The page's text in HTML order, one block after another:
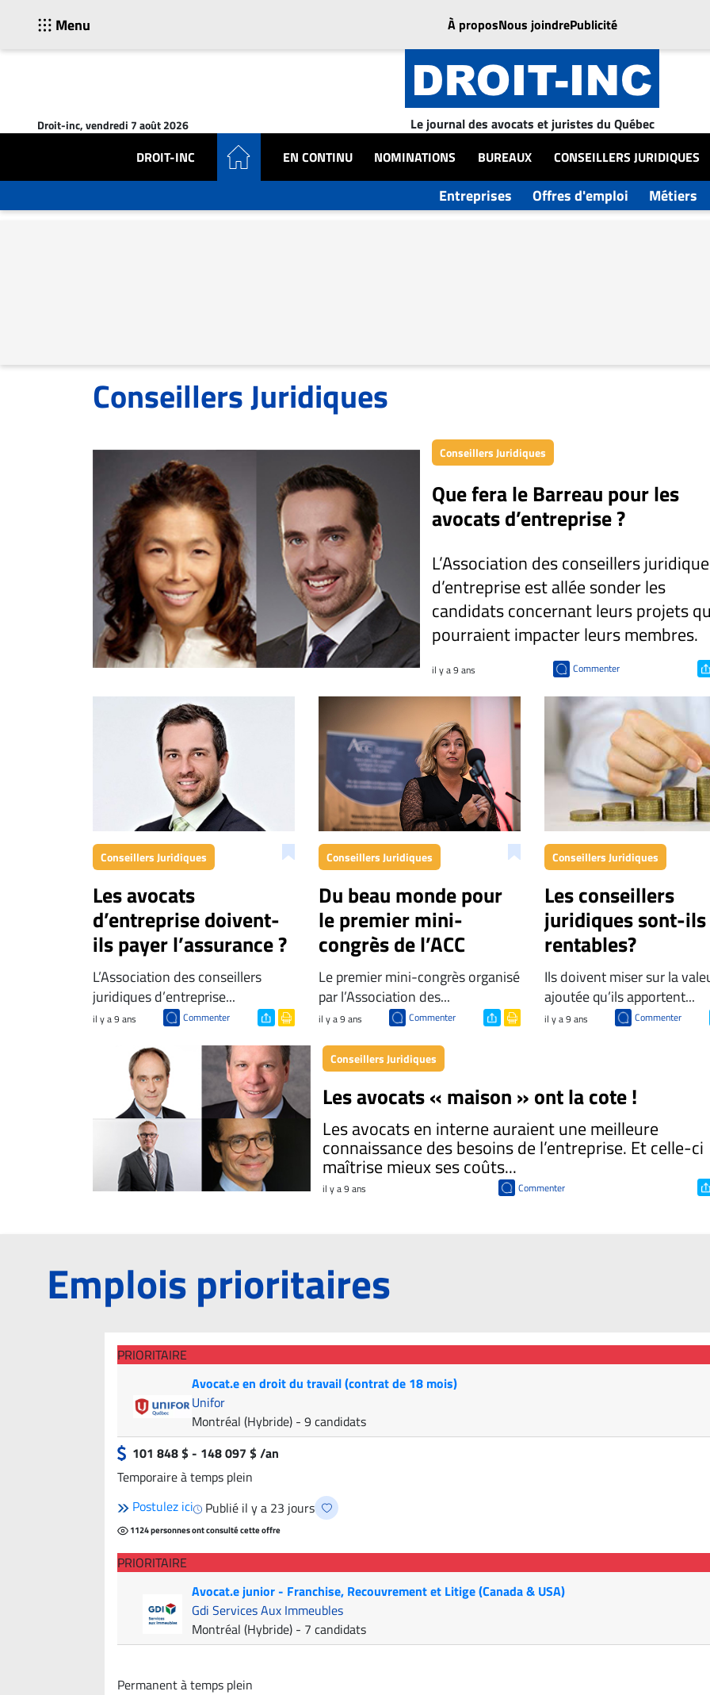
Menu À proposNous joindrePublicité
Droit-inc, vendredi 7 août 2026
Le journal des avocats et juristes du Québec
DROIT-INC
EN CONTINU NOMINATIONS BUREAUX CONSEILLERS JURIDIQUES
Entreprises Offres d'emploi Métiers
En
ET
EMPLOIS
ENTREPRISES
Solutions de
recrutements
TROUVEZ-
Conseillers Juridiques
Conseillers Juridiques
Que fera le Barreau pour les
avocats d’entreprise ?
L’Association des conseillers
d’entreprise est allée sonder les
candidats concernant leurs projets
pourraient impacter leurs membres.
il y a 9 ans Commenter
Conseillers Juridiques
Les avocats
d’entreprise doivent-
ils payer l’assurance ?
L’Association des conseillers
juridiques d’entreprise...
il y a 9 ans Commenter
Conseillers Juridiques
Du beau monde pour
le premier mini-
congrès de l’ACC
Le premier mini-congrès organisé
par l’Association des...
il y a 9 ans Commenter
Conseillers Juridiques
Les conseillers
juridiques sont-ils
rentables?
Ils doivent miser sur la
ajoutée qu’ils apportent...
il y a 9 ans Commenter
Conseillers Juridiques
Les avocats « maison » ont la cote !
Les avocats en interne auraient une meilleure
connaissance des besoins de l’entreprise. Et celle-ci
maîtrise mieux ses coûts...
il y a 9 ans Commenter
Emplois prioritaires
PRIORITAIRE
Avocat.e en droit du travail (contrat de 18 mois)
Unifor
Montréal (Hybride) - 9 candidats
101 848 $ - 148 097 $ /an
Temporaire à temps plein
Postulez ici
Publié il y a 23 jours
1124 personnes ont consulté cette offre
PRIORITAIRE
Avocat.e junior - Franchise, Recouvrement et Litige (Canada & USA)
Gdi Services Aux Immeubles
Montréal (Hybride) - 7 candidats
Permanent à temps plein